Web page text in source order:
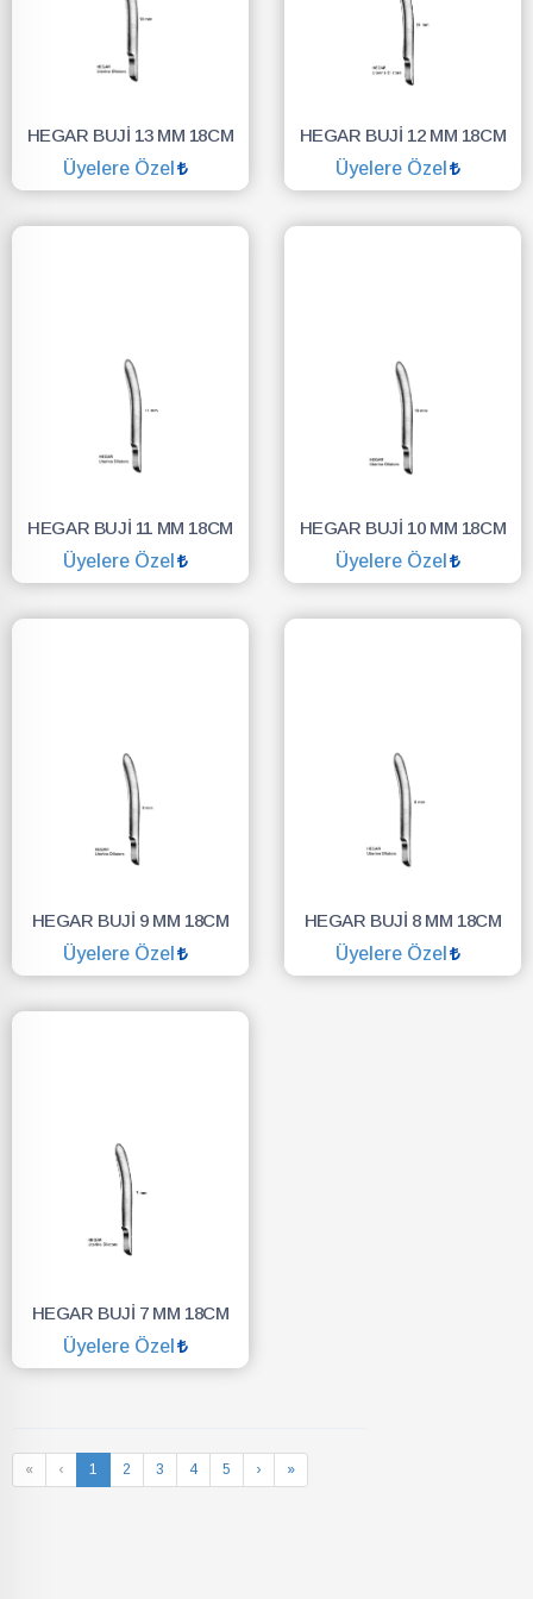
HEGAR BUJİ 13 MM 18CM
Üyelere Özel
SEPETE EKLE
HEGAR BUJİ 12 MM 18CM
Üyelere Özel
SEPETE EKLE
HEGAR BUJİ 11 MM 18CM
Üyelere Özel
SEPETE EKLE
HEGAR BUJİ 10 MM 18CM
Üyelere Özel
SEPETE EKLE
HEGAR BUJİ 9 MM 18CM
Üyelere Özel
SEPETE EKLE
HEGAR BUJİ 8 MM 18CM
Üyelere Özel
HEGAR BUJİ 7 MM 18CM
Üyelere Özel
« ‹ 1 2 3 4 5 › »